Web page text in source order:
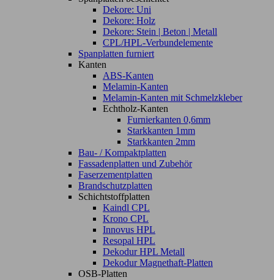
Dekore: Uni
Dekore: Holz
Dekore: Stein | Beton | Metall
CPL/HPL-Verbundelemente
Spanplatten furniert
Kanten
ABS-Kanten
Melamin-Kanten
Melamin-Kanten mit Schmelzkleber
Echtholz-Kanten
Furnierkanten 0,6mm
Starkkanten 1mm
Starkkanten 2mm
Bau- / Kompaktplatten
Fassadenplatten und Zubehör
Faserzementplatten
Brandschutzplatten
Schichtstoffplatten
Kaindl CPL
Krono CPL
Innovus HPL
Resopal HPL
Dekodur HPL Metall
Dekodur Magnethaft-Platten
OSB-Platten